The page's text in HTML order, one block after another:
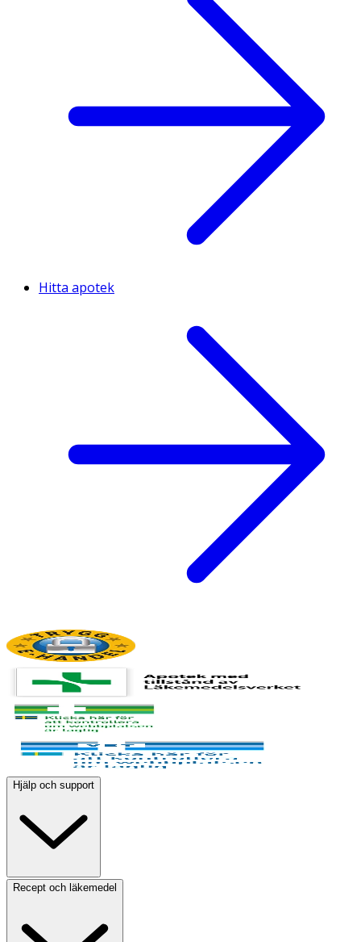
Hitta apotek
Hjälp och support
Recept och läkemedel